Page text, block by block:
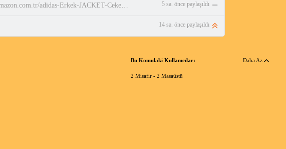
https://www.amazon.com.tr/adidas-Erkek-JACKET-Ceket-WHITE/dp/B0DPBMQX1P 5 sa. önce paylaşıldı
14 sa. önce paylaşıldı
Bu Konudaki Kullanıcılar: Daha Az
2 Misafir - 2 Masaüstü